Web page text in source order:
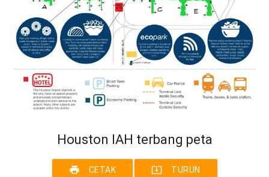
Houston IAH terbang peta
print CETAK system_update_alt TURUN